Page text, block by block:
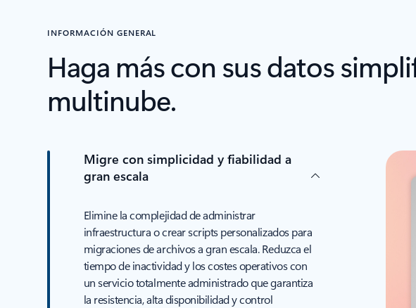
INFORMACIÓN GENERAL
Haga más con sus datos
multinube.
Migre con simplicidad y fiabilidad a
gran escala
Elimine la complejidad de administrar
infraestructura o crear scripts personalizados para
migraciones de archivos a gran escala. Reduzca el
tiempo de inactividad y los costes operativos con
un servicio totalmente administrado que garantiza
la resistencia, alta disponibilidad y control